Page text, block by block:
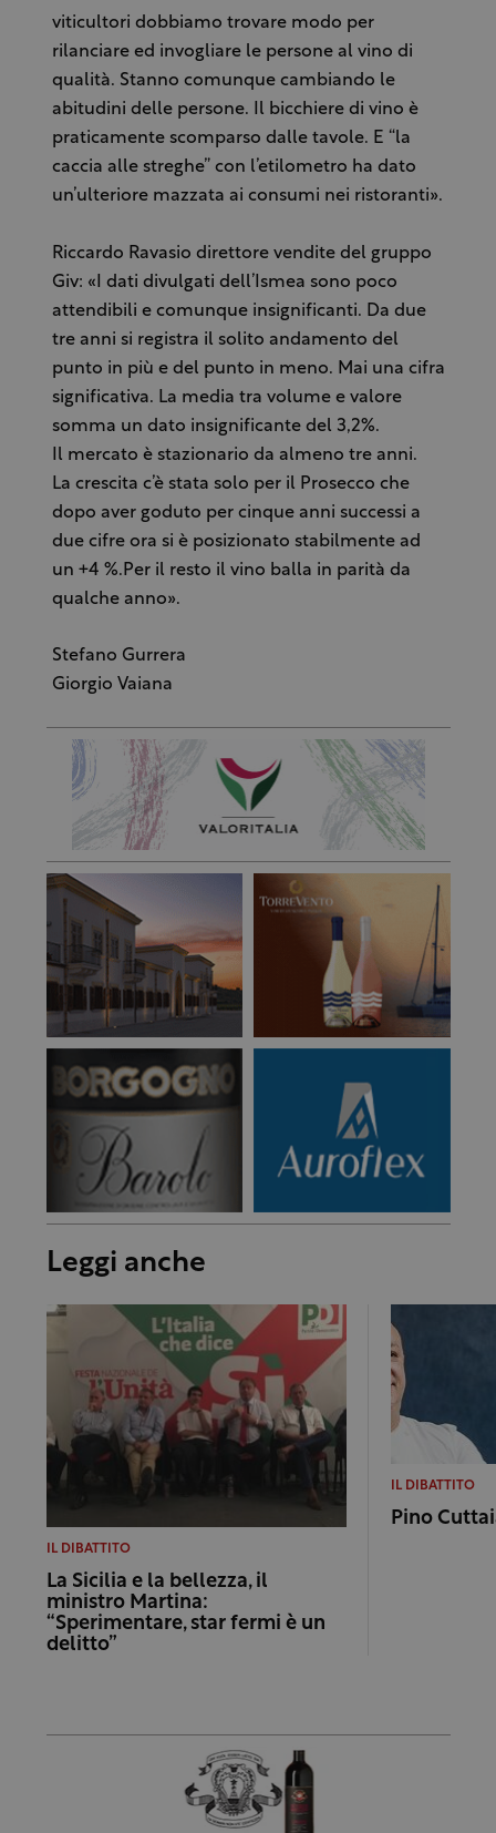
viticultori dobbiamo trovare modo per
rilanciare ed invogliare le persone al vino di
qualità. Stanno comunque cambiando le
abitudini delle persone. Il bicchiere di vino è
praticamente scomparso dalle tavole. E “la
caccia alle streghe” con l’etilometro ha dato
un’ulteriore mazzata ai consumi nei ristoranti».
Riccardo Ravasio direttore vendite del gruppo
Giv: «I dati divulgati dell’Ismea sono poco
attendibili e comunque insignificanti. Da due
tre anni si registra il solito andamento del
punto in più e del punto in meno. Mai una cifra
significativa. La media tra volume e valore
somma un dato insignificante del 3,2%.
Il mercato è stazionario da almeno tre anni.
La crescita c’è stata solo per il Prosecco che
dopo aver goduto per cinque anni successi a
due cifre ora si è posizionato stabilmente ad
un +4 %.Per il resto il vino balla in parità da
qualche anno».
Stefano Gurrera
Giorgio Vaiana
Leggi anche
IL DIBATTITO
La Sicilia e la bellezza, il
ministro Martina:
“Sperimentare, star fermi è un
delitto”
IL DIBATTITO
Pino